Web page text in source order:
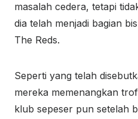
masalah cedera, tetapi
dia telah menjadi bagian
The Reds.
Seperti yang telah
mereka memenangkan
klub sepeser pun setelah